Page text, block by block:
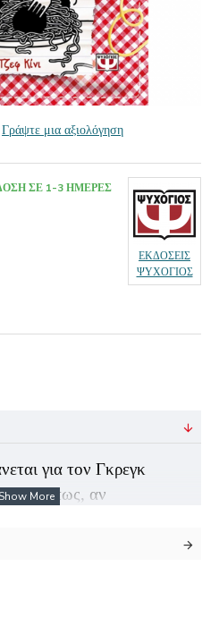
Γράψτε μια αξιολόγηση
ΣΕ 1-3 ΗΜΈΡΕΣ
ΕΚΔΟΣΕΙΣ
ΨΥΧΟΓΙΟΣ
για τον Γκρεγκ
πως, αν
και αποπνικτική